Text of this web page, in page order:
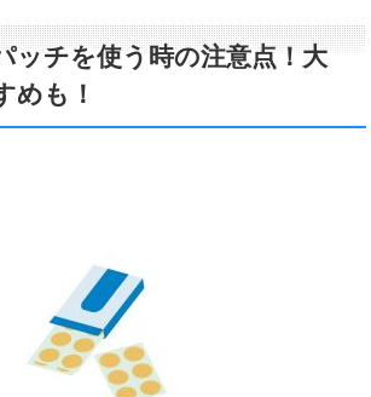
ッチを使う時の注意点！大
めも！